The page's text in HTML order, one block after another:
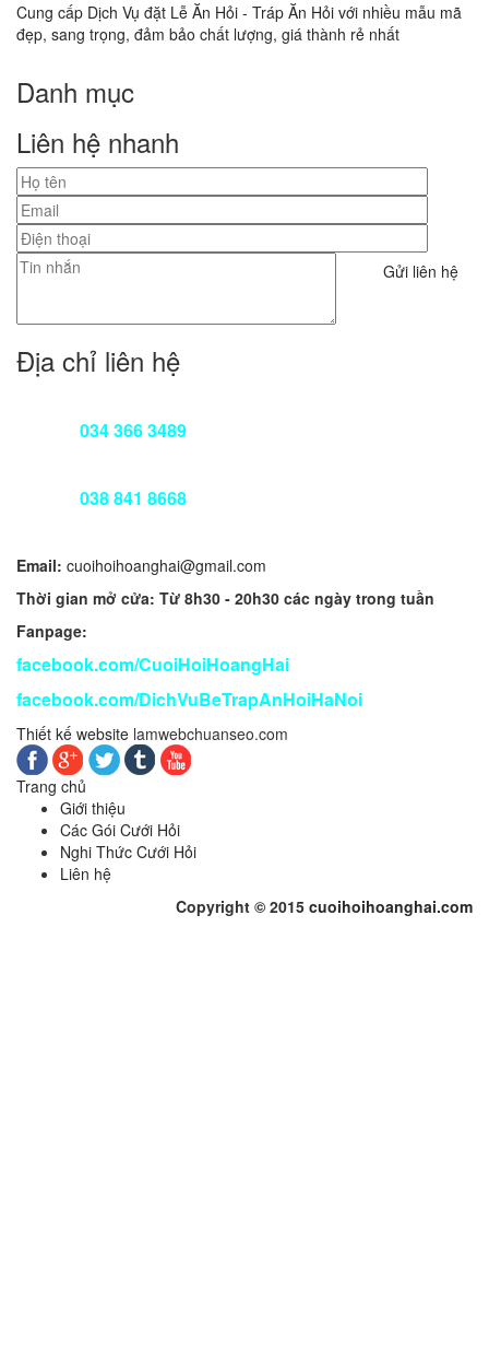
Cung cấp Dịch Vụ đặt Lễ Ăn Hỏi - Tráp Ăn Hỏi với nhiều mẫu mã
đẹp, sang trọng, đảm bảo chất lượng, giá thành rẻ nhất
Danh mục
Liên hệ nhanh
Gửi liên hệ
Địa chỉ liên hệ
034 366 3489
038 841 8668
Email: cuoihoihoanghai@gmail.com
Thời gian mở cửa: Từ 8h30 - 20h30 các ngày trong tuần
Fanpage:
facebook.com/CuoiHoiHoangHai
facebook.com/DichVuBeTrapAnHoiHaNoi
Thiết kế website lamwebchuanseo.com
Trang chủ
Giới thiệu
Các Gói Cưới Hỏi
Nghi Thức Cưới Hỏi
Liên hệ
Copyright © 2015 cuoihoihoanghai.com